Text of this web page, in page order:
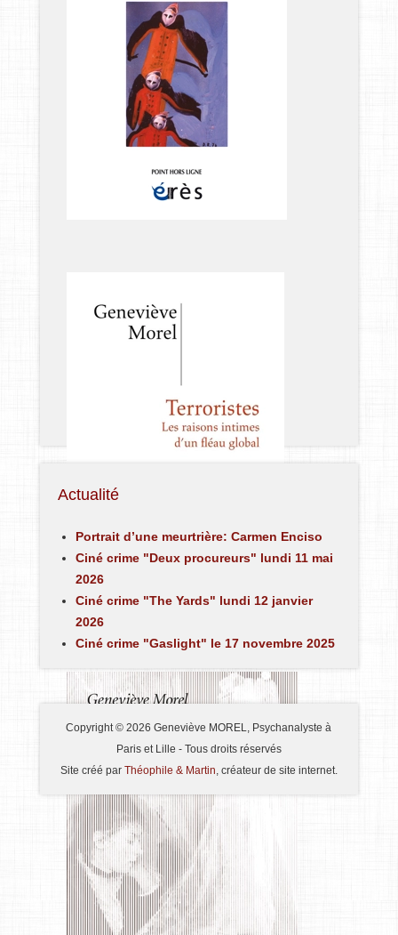
Actualité
Portrait d’une meurtrière: Carmen Enciso
Ciné crime "Deux procureurs" lundi 11 mai
2026
Ciné crime "The Yards" lundi 12 janvier
2026
Ciné crime "Gaslight" le 17 novembre 2025
Copyright © 2026 Geneviève MOREL, Psychanalyste à
Paris et Lille - Tous droits réservés
Site créé par Théophile & Martin, créateur de site internet.